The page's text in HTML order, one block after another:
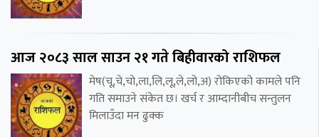
आज २०८३ साल साउन २१ गते बिहीवारको राशिफल
मेष(चू,चे,चो,ला,लि,लू,ले,लो,अ) रोकिएको कामले पनि
गति समाउने संकेत छ। खर्च र आम्दानीबीच सन्तुलन
मिलाउँदा मन ढुक्क